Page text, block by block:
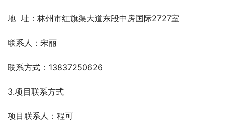
地  址：林州市红旗渠大道东段中房国际2727室
联系人：宋丽
联系方式：13837250626
3.项目联系方式
项目联系人：程可